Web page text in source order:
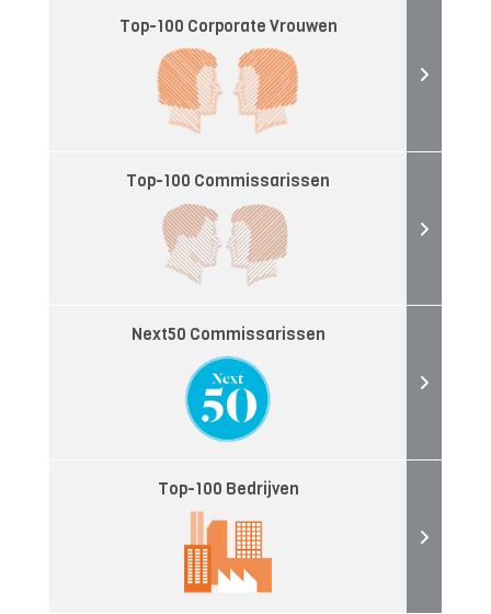
Top-100 Corporate Vrouwen
Top-100 Commissarissen
Next50 Commissarissen
Top-100 Bedrijven